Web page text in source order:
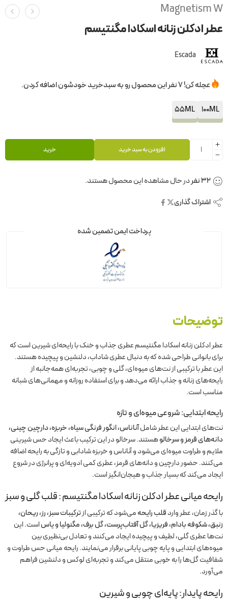
Magnetism W
عطر ادکلن زنانه اسکادا مگنتیسم
Escada
عجله کن! 7 نفر این محصول رو به سبدخرید خودشون اضافه کردن.
100ML
55ML
افزودن به سبد خرید خرید
32نفردر حال مشاهده این محصول هستند.
اشتراک گذاری
پرداخت ایمن تضمین شده
توضیحات
عطر ادکلن زنانه اسکادا مگنتیسم عطری جذاب و خنک با رایحه‌ای شیرین است که
برای بانوانی طراحی شده که به دنبال عطری شاداب، دلنشین و پیچیده هستند.
این عطر با ترکیبی از نت‌های میوه‌ای، گلی و چوبی، تجربه‌ای همه‌جانبه از
رایحه‌های زنانه و جذاب ارائه می‌دهد و برای استفاده روزانه و مهمانی‌های شبانه
مناسب است.
رایحه ابتدایی: شروعی میوه‌ای و تازه
نت‌های ابتدایی این عطر شاملآناناس، انگور فرنگی سیاه، خربزه، دارچین چینی،
دانه‌های قرمز و سرخالوهستند. سرخالو در این ترکیب باعث ایجاد حس شیرینی
ملایم و طراوت میوه‌ای می‌شود و آناناس و خربزه شادابی و تازگی به رایحه اضافه
می‌کنند. حضور دارچین و دانه‌های قرمز، عطری کمی ادویه‌ای و پرانرژی در شروع
ایجاد می‌کند که بسیار جذاب و هیجان‌انگیز است.
رایحه میانی عطر ادکلن زنانه اسکادا مگنتیسم : قلب گلی و سبز
با گذر زمان، عطر واردقلب رایحهمی‌شود که ترکیبی ازترکیبات سبز، رز، ریحان،
زنبق، شکوفه بادام، فریزیا، گل آفتاب‌پرست، گل برف، مگنولیا و یاساست. این
نت‌ها عطری گلی، لطیف و پیچیده ایجاد می‌کنند و تعادل بی‌نظیری بین
میوه‌های ابتدایی و پایه چوبی پایانی برقرار می‌نمایند. رایحه میانی حس طراوت و
شفافیت گل‌ها را به خوبی منتقل می‌کند و تجربه‌ای لوکس و دلنشین فراهم
می‌آورد.
رایحه پایدار: پایه‌ای چوبی و شیرین